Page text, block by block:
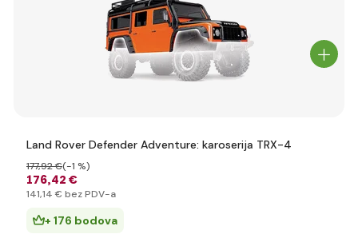
Land Rover Defender Adventure: karoserija TRX-4
176,42 €
177,92 €(-1 %)
141,14 € bez PDV-a
+ 176 bodova